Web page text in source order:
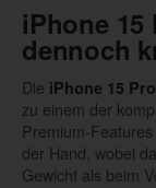
iPhone 15
dennoch
Die iPhone 15
zu einem der
Premium-
der Hand, wobei
Gewicht als beim